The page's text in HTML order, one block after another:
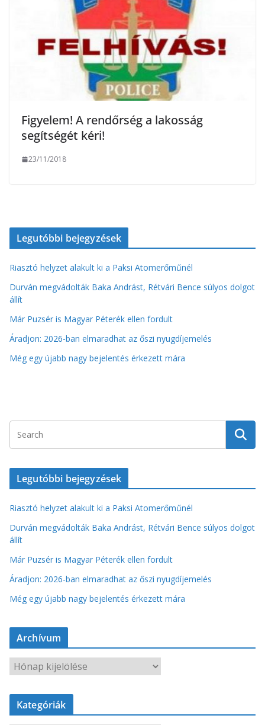
Figyelem! A rendőrség a lakosság
segítségét kéri!
23/11/2018
Legutóbbi bejegyzések
Riasztó helyzet alakult ki a Paksi Atomerőműnél
Durván megvádolták Baka Andrást, Rétvári Bence súlyos dolgot
állít
Már Puzsér is Magyar Péterék ellen fordult
Áradjon: 2026-ban elmaradhat az őszi nyugdíjemelés
Még egy újabb nagy bejelentés érkezett mára
Legutóbbi bejegyzések
Riasztó helyzet alakult ki a Paksi Atomerőműnél
Durván megvádolták Baka Andrást, Rétvári Bence súlyos dolgot
állít
Már Puzsér is Magyar Péterék ellen fordult
Áradjon: 2026-ban elmaradhat az őszi nyugdíjemelés
Még egy újabb nagy bejelentés érkezett mára
Archívum
r
c
Kategóriák